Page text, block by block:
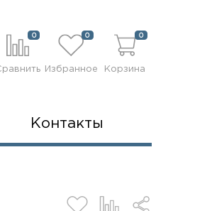
0 0
Избранное
0
Корзина
Контакты